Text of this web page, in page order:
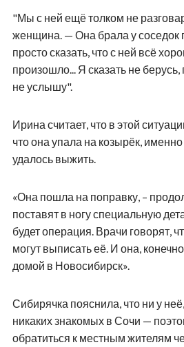
"Мы с ней ещё толком не
женщина. — Она брала у соседок
просто сказать, что с ней всё
произошло... Я сказать не
не услышу".
Ирина считает, что в этой
что она упала на козырёк,
удалось выжить.
«Она пошла на поправку, –
поставят в ногу специальную
будет операция. Врачи говорят,
могут выписать её. И она,
домой в Новосибирск».
Сибирячка пояснила, что ни у
никаких знакомых в Сочи —
обратиться к местным жителям